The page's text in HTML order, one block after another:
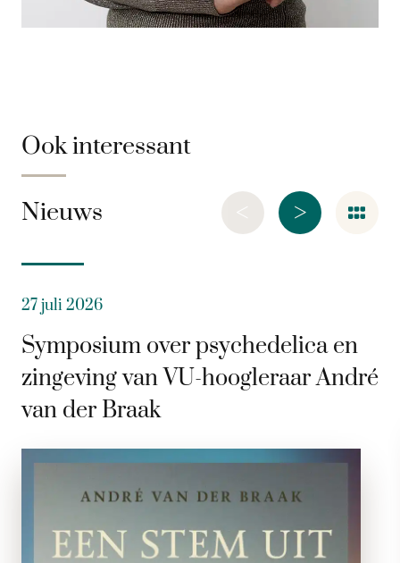
Ook interessant
Nieuws >
<
27 juli 2026
Symposium over psychedelica en
zingeving van VU-hoogleraar André
van der Braak